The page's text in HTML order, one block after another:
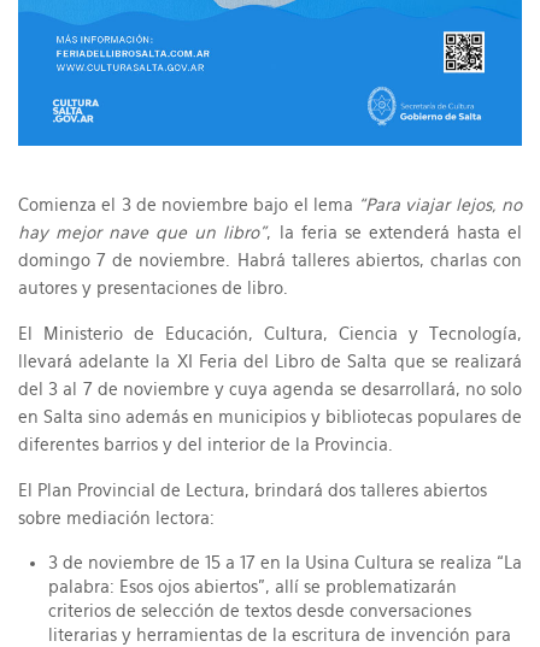
Comienza el 3 de noviembre bajo el lema “Para viajar lejos, no
hay mejor nave que un libro”, la feria se extenderá hasta el
domingo 7 de noviembre. Habrá talleres abiertos, charlas con
autores y presentaciones de libro.
El Ministerio de Educación, Cultura, Ciencia y Tecnología,
llevará adelante la XI Feria del Libro de Salta que se realizará
del 3 al 7 de noviembre y cuya agenda se desarrollará, no solo
en Salta sino además en municipios y bibliotecas populares de
diferentes barrios y del interior de la Provincia.
El Plan Provincial de Lectura, brindará dos talleres abiertos
sobre mediación lectora:
3 de noviembre de 15 a 17 en la Usina Cultura se realiza “La
palabra: Esos ojos abiertos”, allí se problematizarán
criterios de selección de textos desde conversaciones
literarias y herramientas de la escritura de invención para